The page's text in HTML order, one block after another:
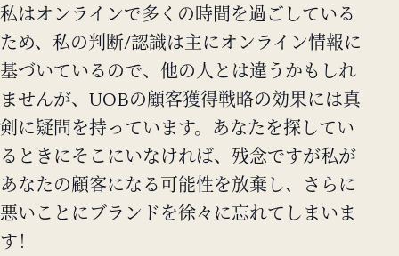
私はオンラインで多くの時間を過ごしている
ため、私の判断/認識は主にオンライン情報に
基づいているので、他の人とは違うかもしれ
ませんが、UOBの顧客獲得戦略の効果には真
剣に疑問を持っています。あなたを探してい
るときにそこにいなければ、残念ですが私が
あなたの顧客になる可能性を放棄し、さらに
悪いことにブランドを徐々に忘れてしまいま
す！